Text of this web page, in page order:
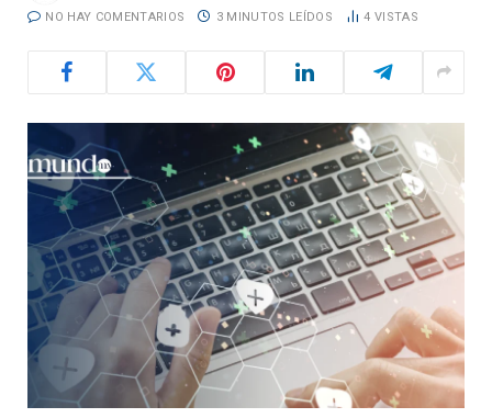
NO HAY COMENTARIOS 3 MINUTOS LEÍDOS 4 VISTAS